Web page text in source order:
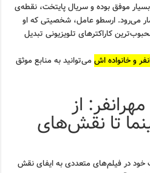
موفق بوده و سریال پایتخت، نقطه‌ی
می‌رود. ارسطو عامل، شخصیتی که او
کاراکترهای تلویزیونی تبدیل
و خانواده اش می‌توانید به منابع موثق
از
تا نقش‌های
خود در فیلم‌های متعددی به ایفای نقش